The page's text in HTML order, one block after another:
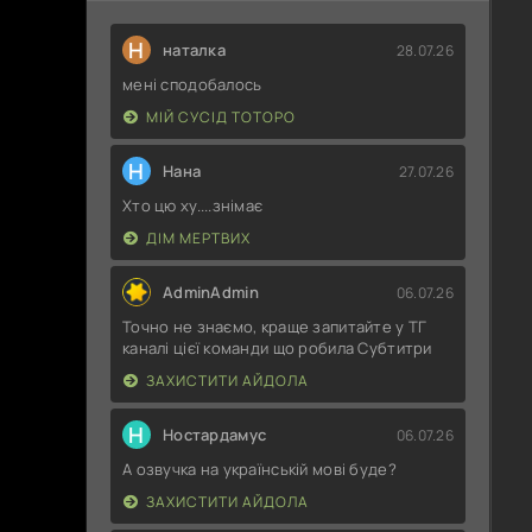
Н наталка 28.07.26
мені сподобалось
МІЙ СУСІД ТОТОРО
Н Нана 27.07.26
Хто цю ху....знімає
ДІМ МЕРТВИХ
AdminAdmin 06.07.26
Точно не знаємо, краще запитайте у ТГ
каналі цієї команди що робила Субтитри
ЗАХИСТИТИ АЙДОЛА
Н Ностардамус 06.07.26
А озвучка на українській мові буде?
ЗАХИСТИТИ АЙДОЛА